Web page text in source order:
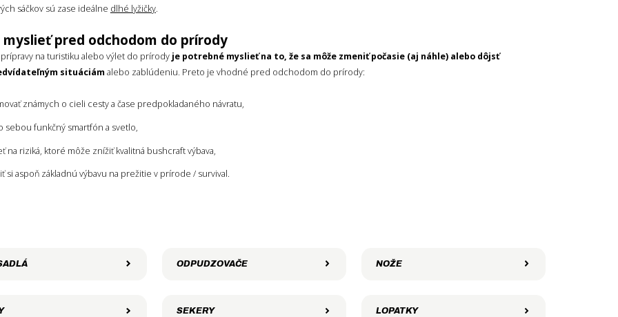
sáčkov sú zase ideálne dlhé lyžičky.
myslieť pred odchodom do prírody
prípravy na turistiku alebo výlet do prírody je potrebné myslieť na to, že sa môže zmeniť počasie (aj náhle) alebo dôjsť
situáciámalebo zablúdeniu. Preto je vhodné pred odchodom do prírody:
známych o cieli cesty a čase predpokladaného návratu,
sebou funkčný smartfón a svetlo,
na riziká, ktoré môže znížiť kvalitná bushcraft výbava,
si aspoň základnú výbavu na prežitie v prírode / survival.
ODPUDZOVAČE NOŽE
SEKERY LOPATKY